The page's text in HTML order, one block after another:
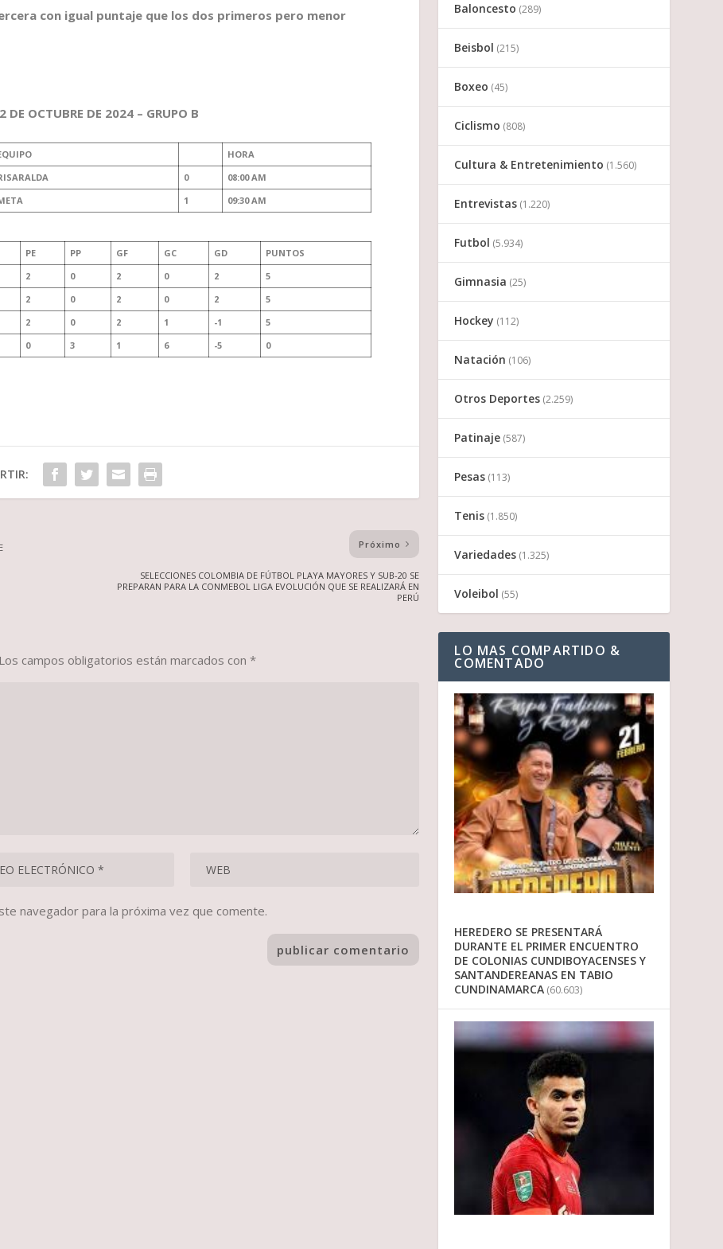
con igual puntaje que los dos primeros pero menor
DE OCTUBRE DE 2024 – GRUPO B
HORA
0
08:00 AM
1 09:30 AM
PE PP GF GC GD
PUNTOS
2 0 2 0 2
5
2 0 2 0 2
5
2 0 2 1 -1
5
0 3 1 6 -5 0
Próximo
SELECCIONES COLOMBIA DE FÚTBOL PLAYA MAYORES Y SUB-20 SE
PREPARAN PARA LA CONMEBOL LIGA EVOLUCIÓN QUE SE REALIZARÁ EN
PERÚ
Los campos obligatorios están marcados con*
navegador para la próxima vez que comente.
Baloncesto (289)
Beisbol (215)
Boxeo (45)
Ciclismo (808)
Cultura & Entretenimiento (1.560)
Entrevistas (1.220)
Futbol (5.934)
Gimnasia (25)
Hockey (112)
Natación (106)
Otros Deportes (2.259)
Patinaje (587)
Pesas (113)
Tenis (1.850)
Variedades (1.325)
Voleibol (55)
LO MAS COMPARTIDO &
COMENTADO
HEREDERO SE PRESENTARÁ
DURANTE EL PRIMER ENCUENTRO
DE COLONIAS CUNDIBOYACENSES Y
SANTANDEREANAS EN TABIO
CUNDINAMARCA (60.603)